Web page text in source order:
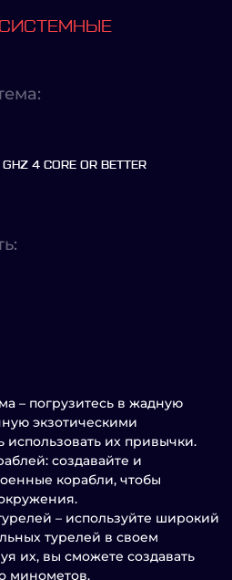
4 CORE OR BETTER
– погрузитесь в жадную
экзотическими
использовать их привычки.
создавайте и
корабли, чтобы
– используйте широкий
турелей в своем
их, вы сможете создавать
минометов.